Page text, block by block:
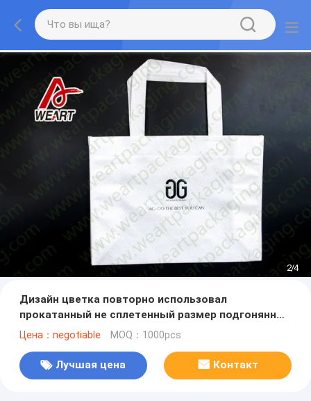
3/4
Дизайн цветка повторно использовал
прокатанный не сплетенный размер подгонянный
сумкой
Цена：negotiable MOQ：1000pcs
Лучшая цена Контакт